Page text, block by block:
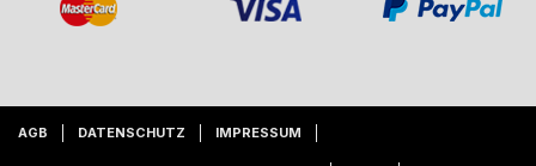
AGB DATENSCHUTZ IMPRESSUM